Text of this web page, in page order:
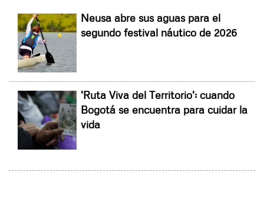
Neusa abre sus aguas para el
segundo festival náutico de 2026
'Ruta Viva del Territorio': cuando
Bogotá se encuentra para cuidar la
vida